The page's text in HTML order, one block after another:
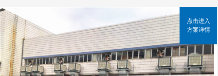
点击进入
方案详情